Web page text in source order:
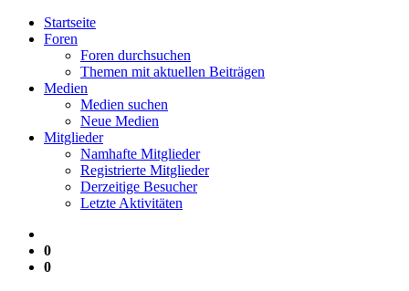
Startseite
Foren
Foren durchsuchen
Themen mit aktuellen Beiträgen
Medien
Medien suchen
Neue Medien
Mitglieder
Namhafte Mitglieder
Registrierte Mitglieder
Derzeitige Besucher
Letzte Aktivitäten
0
0